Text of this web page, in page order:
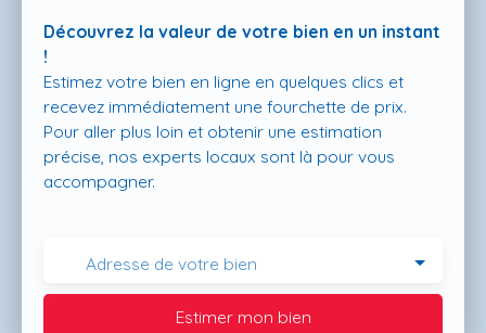
Découvrez la valeur de votre bien en un instant
!
Estimez votre bien en ligne en quelques clics et
recevez immédiatement une fourchette de prix.
Pour aller plus loin et obtenir une estimation
précise, nos experts locaux sont là pour vous
accompagner.
Adresse de votre bien
Estimer mon bien